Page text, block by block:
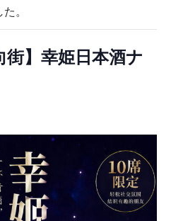
。
街】幸姫日本酒ナ